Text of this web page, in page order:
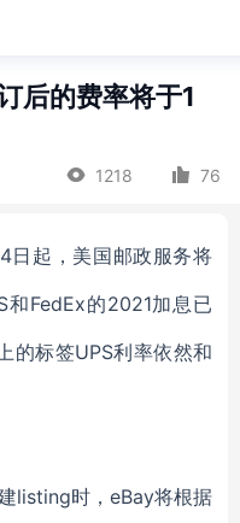
后的费率将于1
1218 76
日起，美国邮政服务将
和FedEx的2021加息已
的标签UPS利率依然和
listing时，eBay将根据